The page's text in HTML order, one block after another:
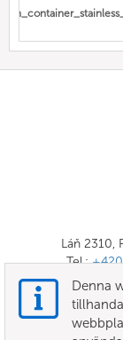
Láň 2310,
Tel.:
Denna